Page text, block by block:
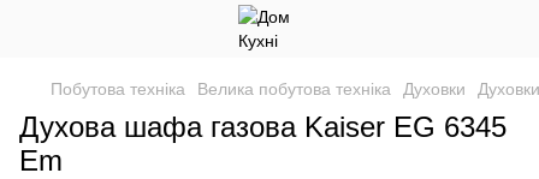
Побутова техніка Велика побутова техніка Духовки
Духова шафа газова Kaiser EG 6345
Em